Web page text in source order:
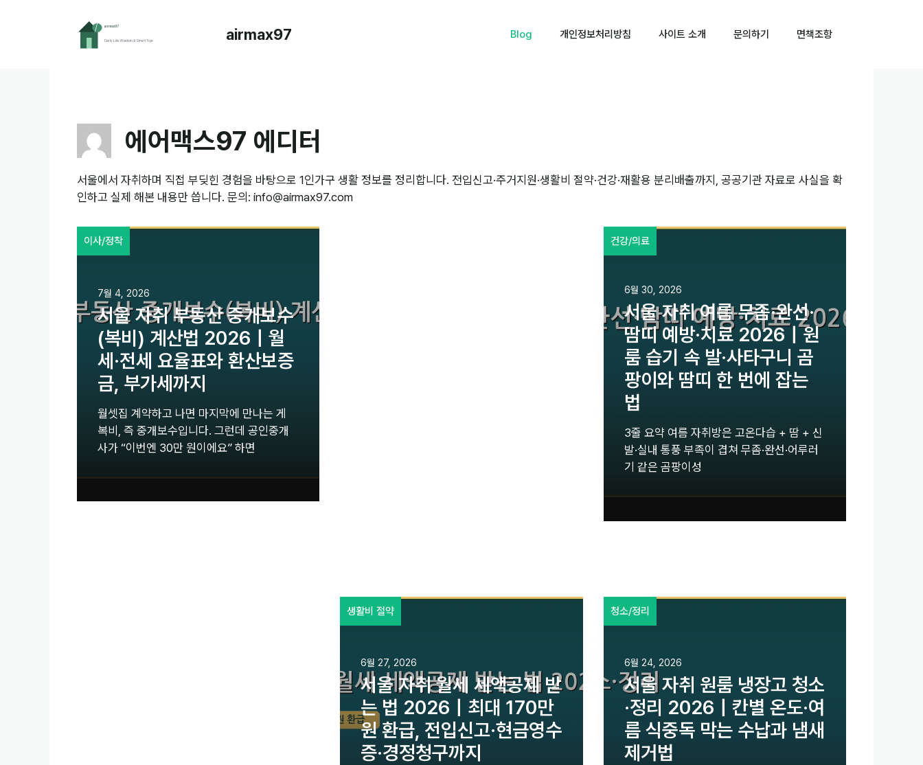
airmax97 Blog 개인정보처리방침 사이트 소개 문의하기 면책조항
에어맥스97 에디터
서울에서 자취하며 직접 부딪힌 경험을 바탕으로 1인가구 생활 정보를 정리합니다. 전입신고·주거지원·생활비 절약·건강·재활용 분리배출까지, 공공기관 자료로 사실을 확
인하고 실제 해본 내용만 씁니다. 문의: info@airmax97.com
이사/정착
7월 4, 2026
서울 자취 부동산 중개보수
(복비) 계산법 2026｜월
세·전세 요율표와 환산보증
금, 부가세까지
월셋집 계약하고 나면 마지막에 만나는 게
복비, 즉 중개보수입니다. 그런데 공인중개
사가 “이번엔 30만 원이에요” 하면
건강/의료
6월 30, 2026
서울 자취 여름 무좀·완선·
땀띠 예방·치료 2026｜원
룸 습기 속 발·사타구니 곰
팡이와 땀띠 한 번에 잡는
법
3줄 요약 여름 자취방은 고온다습 + 땀 + 신
발·실내 통풍 부족이 겹쳐 무좀·완선·어루러
기 같은 곰팡이성
생활비 절약
6월 27, 2026
서울 자취 월세 세액공제 받
는 법 2026｜최대 170만
원 환급, 전입신고·현금영수
증·경정청구까지
청소/정리
6월 24, 2026
서울 자취 원룸 냉장고 청소
·정리 2026｜칸별 온도·여
름 식중독 막는 수납과 냄새
제거법